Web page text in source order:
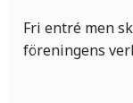
Fri entré men
föreningens